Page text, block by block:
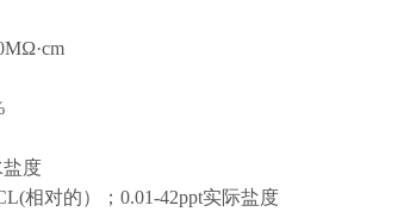
度
相对的）；0.01-42ppt实际盐度